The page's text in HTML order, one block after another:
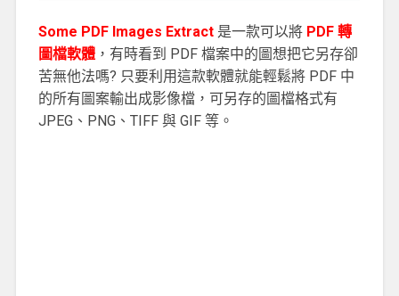
Some PDF Images Extract是一款可以將 PDF 轉
圖檔軟體，有時看到 PDF 檔案中的圖想把它另存卻
苦無他法嗎? 只要利用這款軟體就能輕鬆將 PDF 中
的所有圖案輸出成影像檔，可另存的圖檔格式有
JPEG、PNG、TIFF 與 GIF 等。